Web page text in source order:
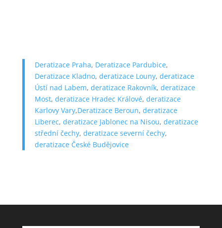
Deratizace Praha, Deratizace Pardubice,
Deratizace Kladno, deratizace Louny, deratizace
Ústí nad Labem, deratizace Rakovník, deratizace
Most, deratizace Hradec Králové, deratizace
Karlovy Vary,Deratizace Beroun, deratizace
Liberec, deratizace Jablonec na Nisou, deratizace
střední čechy, deratizace severní čechy,
deratizace České Budějovice